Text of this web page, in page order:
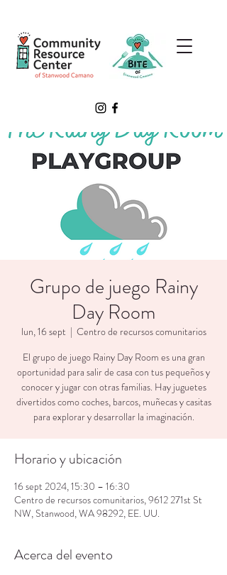
Grupo de juego Rainy
Day Room
lun, 16 sept
  |
Centro de recursos comunitarios
El grupo de juego Rainy Day Room es una gran
oportunidad para salir de casa con tus pequeños y
conocer y jugar con otras familias. Hay juguetes
divertidos como coches, barcos, muñecas y casitas
para explorar y desarrollar la imaginación.
Horario y ubicación
16 sept 2024, 15:30 – 16:30
Centro de recursos comunitarios, 9612 271st St
NW, Stanwood, WA 98292, EE. UU.
Acerca del evento